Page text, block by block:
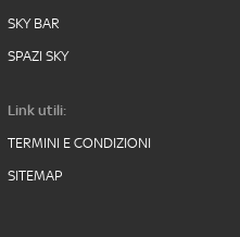
SKY BAR
SPAZI SKY
Link utili:
TERMINI E CONDIZIONI
SITEMAP